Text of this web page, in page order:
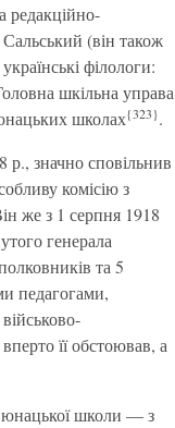
редакційно-
(він також
філологи:
шкільна управа
школах{323}.
значно сповільнив
комісію з
же з 1 серпня 1918
генерала
та 5
педагогами,
її обстоював, а
юнацької школи — з